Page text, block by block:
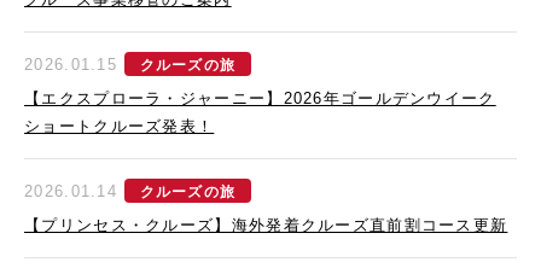
2026.01.15 クルーズの旅
【エクスプローラ・ジャーニー】2026年ゴールデンウイーク
ショートクルーズ発表！
2026.01.14 クルーズの旅
【プリンセス・クルーズ】海外発着クルーズ直前割コース更新